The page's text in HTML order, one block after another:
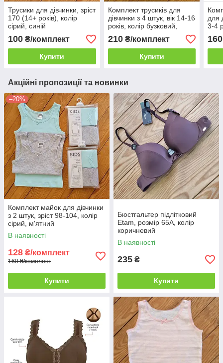
Трусики для дівчинки, зріст
170 (14+ років), колір
сірий, синій
100 ₴/комплект
Купити
Комплект трусиків для
дівчинки з 4 штук, вік 14-16
років, колір бузковий,
персиковий, бірюзовий
210₴/комплект
Купити
для
3-4
160
Акційні пропозиції та новинки
–20%
Комплект майок для дівчинки
з 2 штук, зріст 98-104, колір
сірий, м'ятний
В наявності
128 ₴/комплект
160 ₴/комплект
Купити
Бюстгальтер підлітковий
Etam, розмір 65A, колір
коричневий
В наявності
235 ₴
Купити